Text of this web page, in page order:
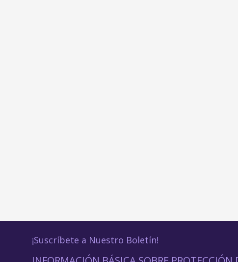
¡Suscríbete a Nuestro Boletín!